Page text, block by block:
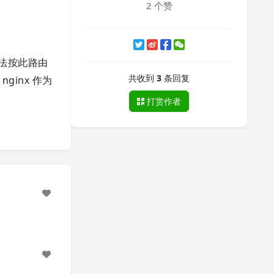
按此路由
nginx 作为
2 个赞
共收到 3 条回复
打赏作者